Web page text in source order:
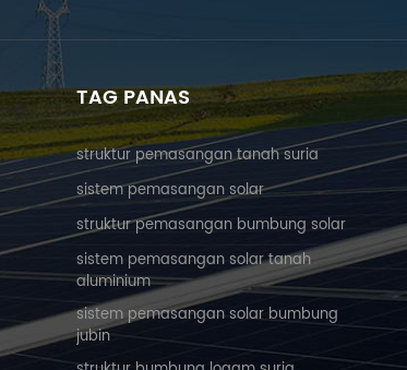
TAG PANAS
struktur pemasangan tanah suria
sistem pemasangan solar
struktur pemasangan bumbung solar
sistem pemasangan solar tanah
aluminium
sistem pemasangan solar bumbung
jubin